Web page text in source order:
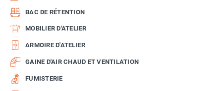
BAC DE RÉTENTION
MOBILIER D'ATELIER
ARMOIRE D'ATELIER
GAINE D'AIR CHAUD ET VENTILATION
FUMISTERIE